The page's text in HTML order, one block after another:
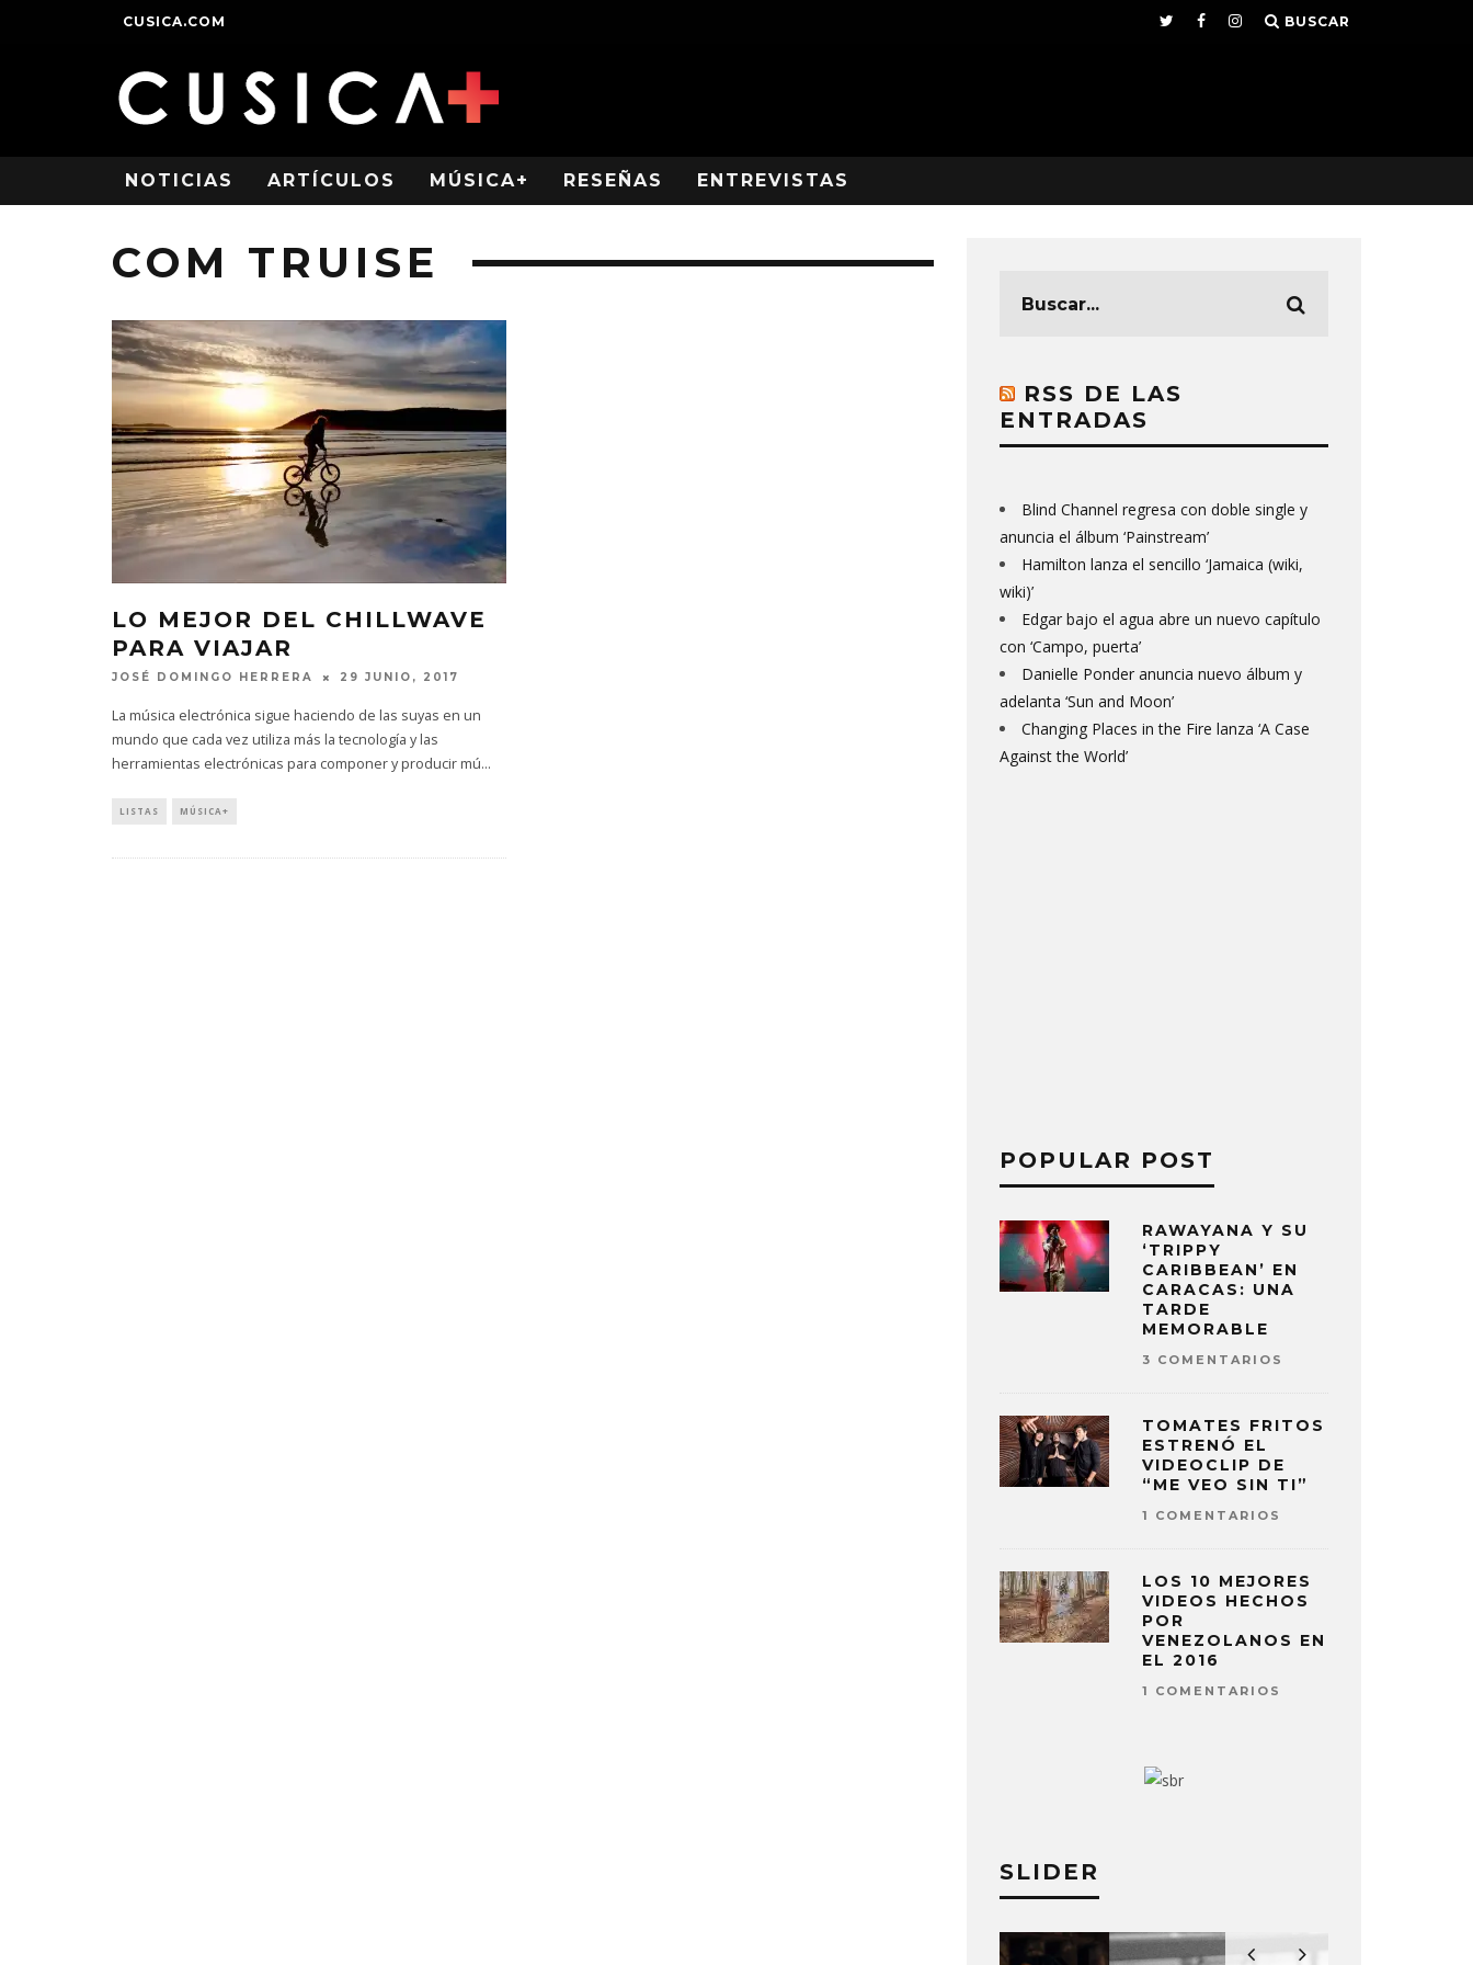
CUSICA.COM BUSCAR
NOTICIAS ARTÍCULOS MÚSICA+ RESEÑAS ENTREVISTAS
COM TRUISE
LO MEJOR DEL CHILLWAVE
PARA VIAJAR
JOSÉ DOMINGO HERRERA 29 JUNIO, 2017
La música electrónica sigue haciendo de las suyas en un
mundo que cada vez utiliza más la tecnología y las
herramientas electrónicas para componer y producir mú...
LISTAS MÚSICA+
RSS DE LAS
ENTRADAS
Blind Channel regresa con doble single y
anuncia el álbum ‘Painstream’
Hamilton lanza el sencillo ‘Jamaica (wiki,
wiki)’
Edgar bajo el agua abre un nuevo capítulo
con ‘Campo, puerta’
Danielle Ponder anuncia nuevo álbum y
adelanta ‘Sun and Moon’
Changing Places in the Fire lanza ‘A Case
Against the World’
POPULAR POST
RAWAYANA Y SU
‘TRIPPY
CARIBBEAN’ EN
CARACAS: UNA
TARDE
MEMORABLE
3 COMENTARIOS
TOMATES FRITOS
ESTRENÓ EL
VIDEOCLIP DE
“ME VEO SIN TI”
1 COMENTARIOS
LOS 10 MEJORES
VIDEOS HECHOS
POR
VENEZOLANOS EN
EL 2016
1 COMENTARIOS
SLIDER